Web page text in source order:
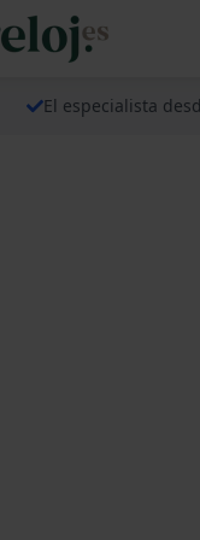
El especialista